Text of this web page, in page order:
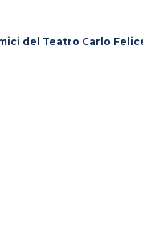
del Teatro Carlo